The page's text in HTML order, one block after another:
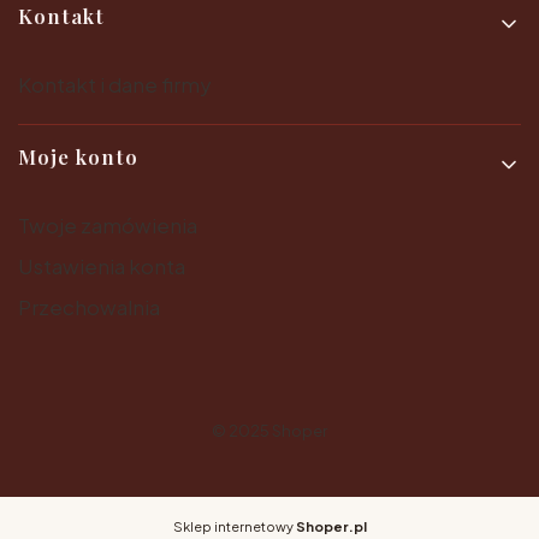
Kontakt
Moje konto
Sklep internetowy Shoper.pl